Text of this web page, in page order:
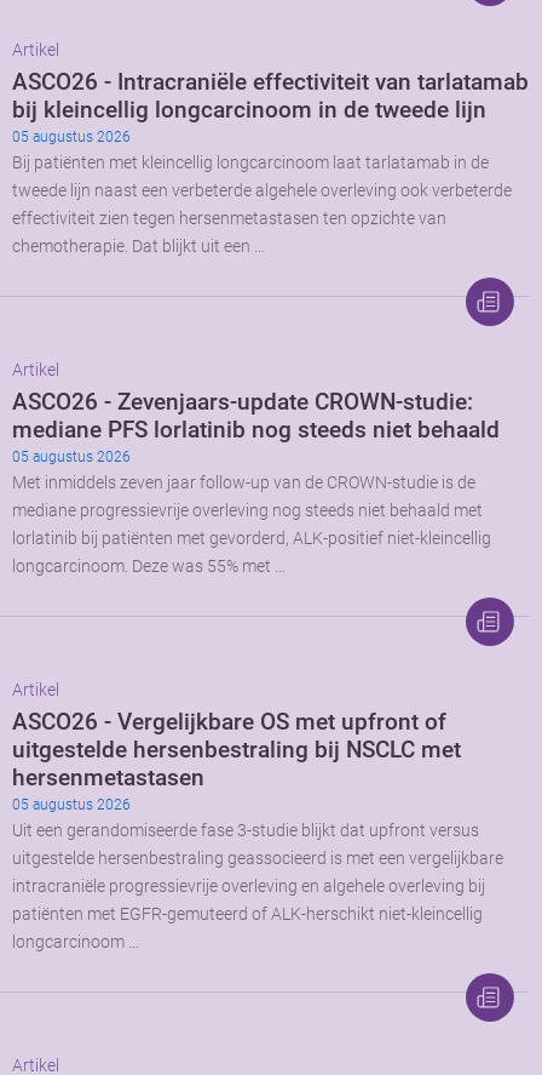
Artikel
ASCO26 - Intracraniële effectiviteit van tarlatamab
bij kleincellig longcarcinoom in de tweede lijn
05 augustus 2026
Bij patiënten met kleincellig longcarcinoom laat tarlatamab in de
tweede lijn naast een verbeterde algehele overleving ook verbeterde
effectiviteit zien tegen hersenmetastasen ten opzichte van
chemotherapie. Dat blijkt uit een …
Artikel
ASCO26 - Zevenjaars-update CROWN-studie:
mediane PFS lorlatinib nog steeds niet behaald
05 augustus 2026
Met inmiddels zeven jaar follow-up van de CROWN-studie is de
mediane progressievrije overleving nog steeds niet behaald met
lorlatinib bij patiënten met gevorderd, ALK-positief niet-kleincellig
longcarcinoom. Deze was 55% met …
Artikel
ASCO26 - Vergelijkbare OS met upfront of
uitgestelde hersenbestraling bij NSCLC met
hersenmetastasen
05 augustus 2026
Uit een gerandomiseerde fase 3-studie blijkt dat upfront versus
uitgestelde hersenbestraling geassocieerd is met een vergelijkbare
intracraniële progressievrije overleving en algehele overleving bij
patiënten met EGFR-gemuteerd of ALK-herschikt niet-kleincellig
longcarcinoom …
Artikel